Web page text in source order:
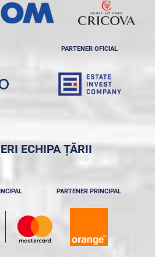
PARTENER OFICIAL
ECHIPA ȚĂRII
PARTENER PRINCIPAL